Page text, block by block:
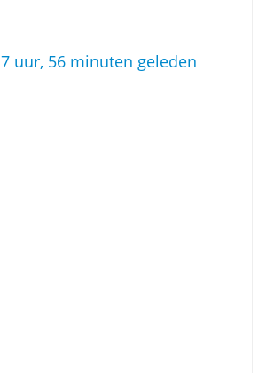
7 uur, 56 minuten geleden